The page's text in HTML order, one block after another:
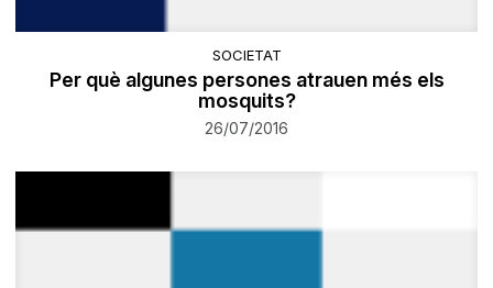
SOCIETAT
Per què algunes persones atrauen més els
mosquits?
26/07/2016